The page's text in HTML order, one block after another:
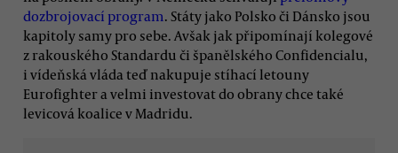
dozbrojovací program. Státy jako Polsko či Dánsko jsou
kapitoly samy pro sebe. Avšak jak připomínají kolegové
z rakouského Standardu či španělského Confidencialu,
i vídeňská vláda teď nakupuje stíhací letouny
Eurofighter a velmi investovat do obrany chce také
levicová koalice v Madridu.